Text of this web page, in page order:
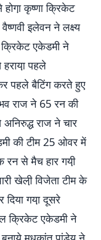
कृष्णा क्रिकेट
इलेवन ने लक्ष्य
एकेडमी ने
पहले
पहले बैटिंग करते हुए
राज ने 65 रन की
राज ने चार
की टीम 25 ओवर में
रन से मैच हार गयी़
खेली़ विजेता टीम के
गया़ दूसरे
क्रिकेट एकेडमी ने